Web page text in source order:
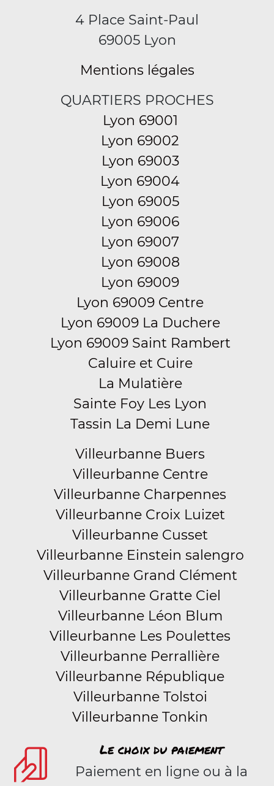
4 Place Saint-Paul
69005 Lyon
Mentions légales
QUARTIERS PROCHES
Lyon 69001
Lyon 69002
Lyon 69003
Lyon 69004
Lyon 69005
Lyon 69006
Lyon 69007
Lyon 69008
Lyon 69009
Lyon 69009 Centre
Lyon 69009 La Duchere
Lyon 69009 Saint Rambert
Caluire et Cuire
La Mulatière
Sainte Foy Les Lyon
Tassin La Demi Lune
Villeurbanne Buers
Villeurbanne Centre
Villeurbanne Charpennes
Villeurbanne Croix Luizet
Villeurbanne Cusset
Villeurbanne Einstein salengro
Villeurbanne Grand Clément
Villeurbanne Gratte Ciel
Villeurbanne Léon Blum
Villeurbanne Les Poulettes
Villeurbanne Perrallière
Villeurbanne République
Villeurbanne Tolstoi
Villeurbanne Tonkin
Le choix du paiement
Paiement en ligne ou à la